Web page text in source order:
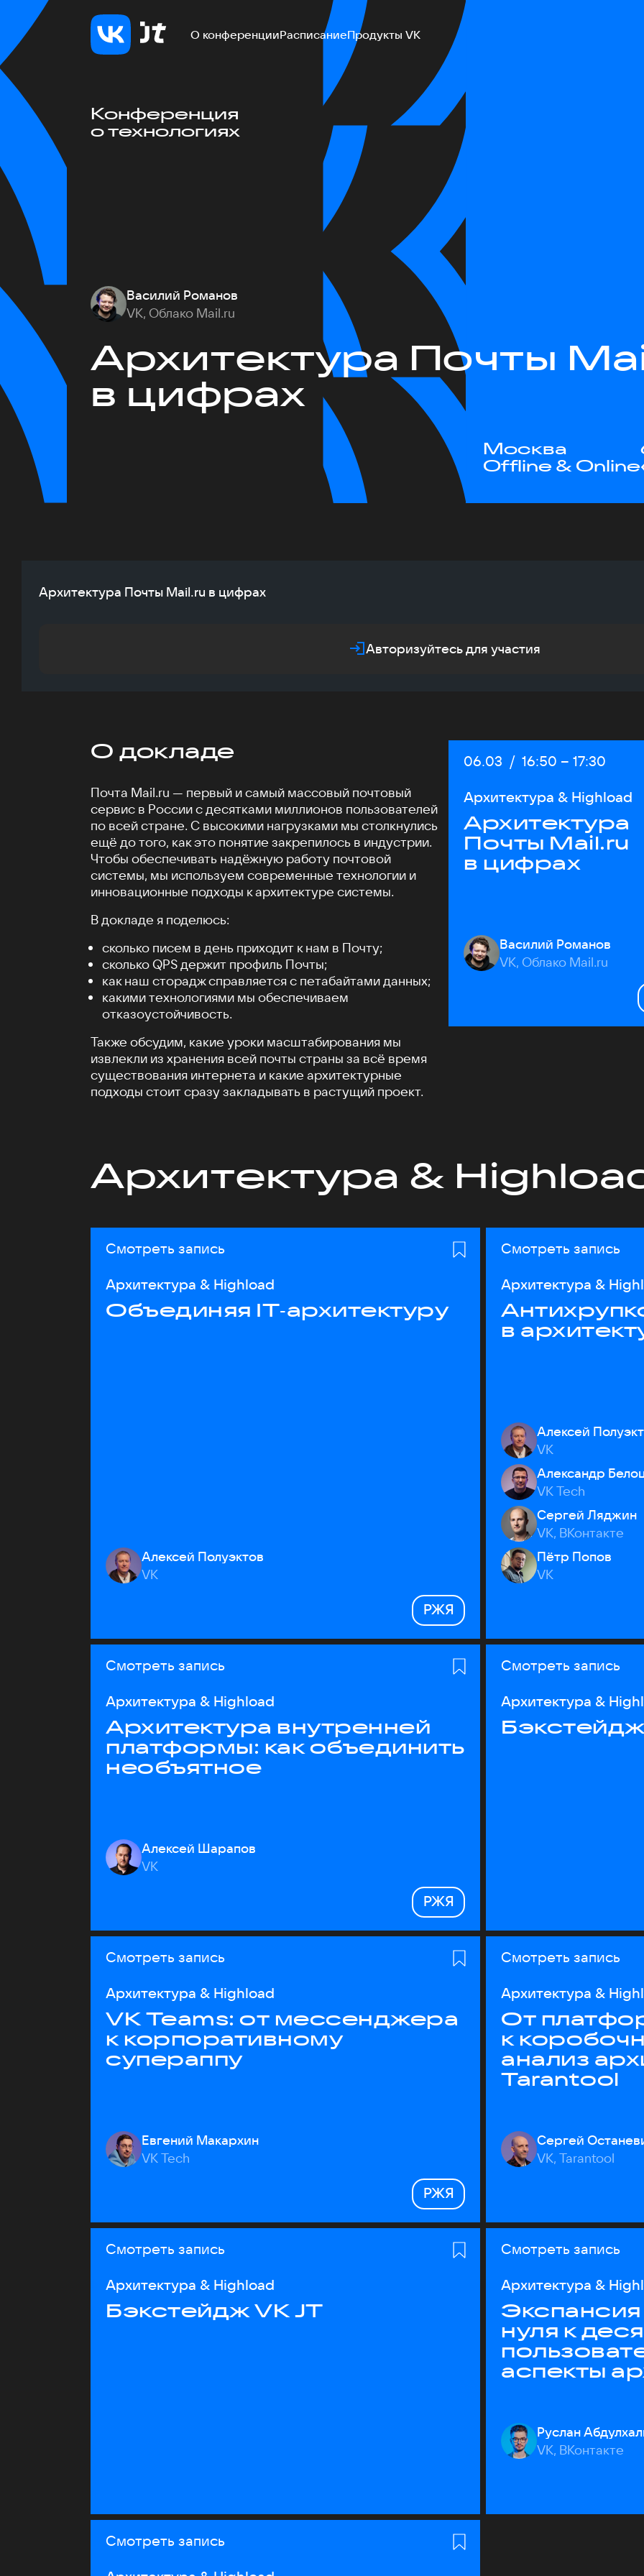
О конференцииРасписаниеПродукты VK
Конференция
о технологиях
Василий Романов
VK, Облако Mail.ru
Архитектура Почты
в цифрах
Москва
Offline & Online
Архитектура Почты Mail.ru в цифрах
Авторизуйтесь для участия
О докладе
Почта Mail.ru — первый и самый массовый почтовый
сервис в России с десятками миллионов пользователей
по всей стране. С высокими нагрузками мы столкнулись
ещё до того, как это понятие закрепилось в индустрии.
Чтобы обеспечивать надёжную работу почтовой
системы, мы используем современные технологии и
инновационные подходы к архитектуре системы.
В докладе я поделюсь:
сколько писем в день приходит к нам в Почту;
сколько QPS держит профиль Почты;
как наш сторадж справляется с петабайтами данных;
какими технологиями мы обеспечиваем
отказоустойчивость.
Также обсудим, какие уроки масштабирования мы
извлекли из хранения всей почты страны за всё время
существования интернета и какие архитектурные
подходы стоит сразу закладывать в растущий проект.
Дата:
06.03 / Начало:
16:50 – Конец:
17:30
Архитектура & Highload
Архитектура
Почты Mail.ru
в цифрах
Василий Романов
VK, Облако Mail.ru
Архитектура &
Смотреть запись
Архитектура & Highload
Объединяя IT‑архитектуру
Алексей Полуэктов
VK
РЖЯ
Смотреть запись
Архитектура &
в
Алексей
VK
Александр
VK Tech
Сергей Ляджин
VK, ВКонтакте
Пётр Попов
VK
Смотреть запись
Архитектура & Highload
Архитектура внутренней
платформы: как объединить
необъятное
Алексей Шарапов
VK
РЖЯ
Смотреть запись
Архитектура &
Бэкстейдж
Смотреть запись
Архитектура & Highload
VK Teams: от мессенджера
к корпоративному
супераппу
Евгений Макархин
VK Tech
РЖЯ
Смотреть запись
Архитектура &
От
к
анализ
Tarantool
Сергей
VK, Tarantool
Смотреть запись
Архитектура & Highload
Бэкстейдж VK JT
Смотреть запись
Архитектура &
нуля к
аспекты
Руслан
VK, ВКонтакте
Смотреть запись